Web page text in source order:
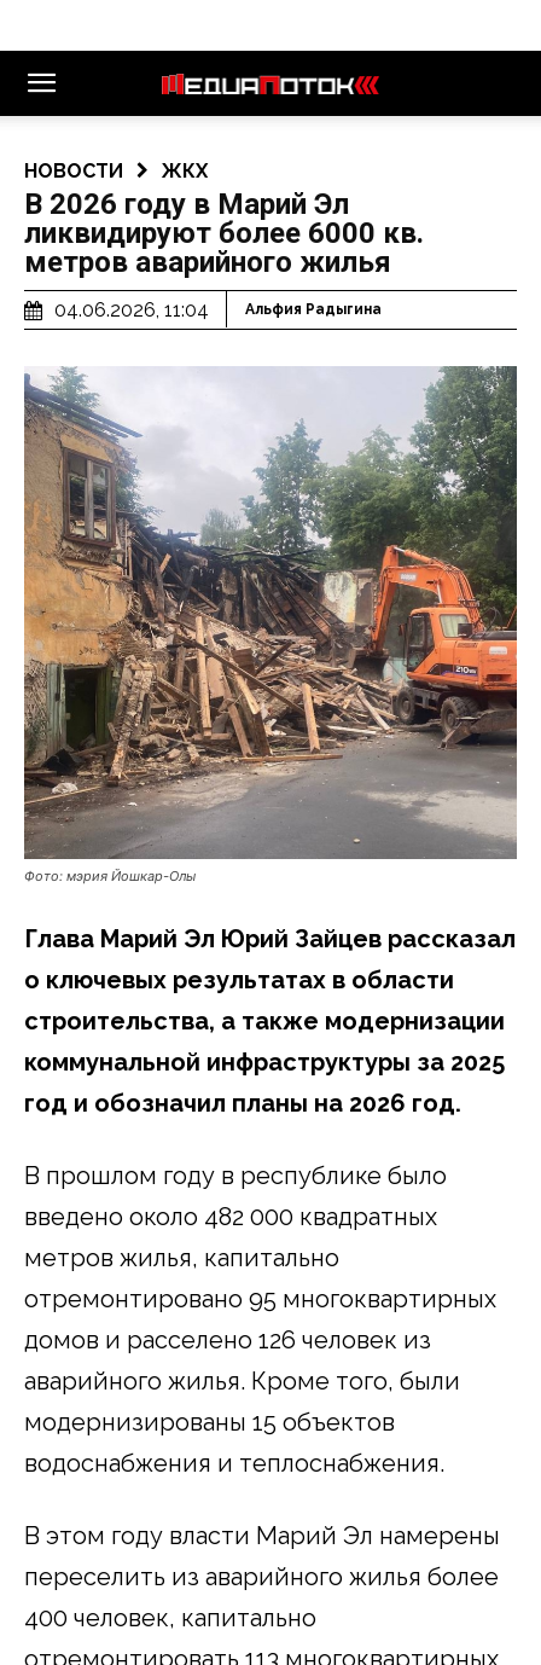
НОВОСТИ ЖКХ
В 2026 году в Марий Эл
ликвидируют более 6000 кв.
метров аварийного жилья
04.06.2026, 11:04 Альфия Радыгина
Фото: мэрия Йошкар-Олы
Глава Марий Эл Юрий Зайцев рассказал
о ключевых результатах в области
строительства, а также модернизации
коммунальной инфраструктуры за 2025
год и обозначил планы на 2026 год.
В прошлом году в республике было
введено около 482 000 квадратных
метров жилья, капитально
отремонтировано 95 многоквартирных
домов и расселено 126 человек из
аварийного жилья. Кроме того, были
модернизированы 15 объектов
водоснабжения и теплоснабжения.
В этом году власти Марий Эл намерены
переселить из аварийного жилья более
400 человек, капитально
отремонтировать 113 многоквартирных